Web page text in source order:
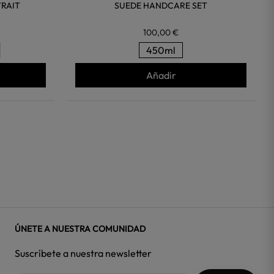
SUEDE HANDCARE SET
100,00 €
450ml
Añadir
ÚNETE A NUESTRA COMUNIDAD
Suscríbete a nuestra newsletter